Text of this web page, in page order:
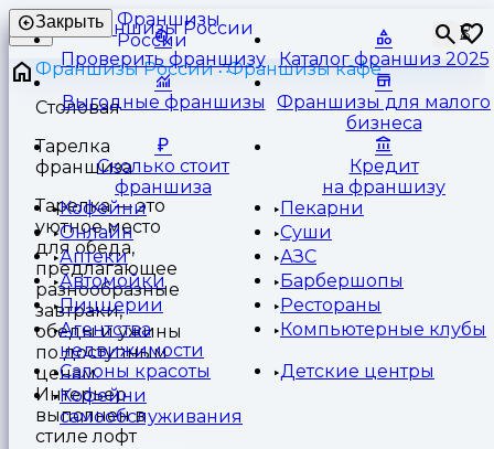
Франшизы
России
⏳
Закрыть
Проверить франшизу Каталог франшиз 2025
Выгодные франшизы
Франшизы для малого
бизнеса
Сколько стоит
франшиза
Кредит
на франшизу
Кофейни
Пекарни
Онлайн
Суши
Аптеки
АЗС
Автомойки
Барбершопы
Пиццерии
Рестораны
Агентства
недвижимости
Компьютерные клубы
Салоны красоты
Детские центры
Кофейни
самообслуживания
Франшизы России
Франшизы кафе
Столовая
Тарелка
франшиза
Тарелка — это
уютное место
для обеда,
предлагающее
разнообразные
завтраки,
обеды и ужины
по доступным
ценам.
Интерьер
выполнен в
стиле лофт